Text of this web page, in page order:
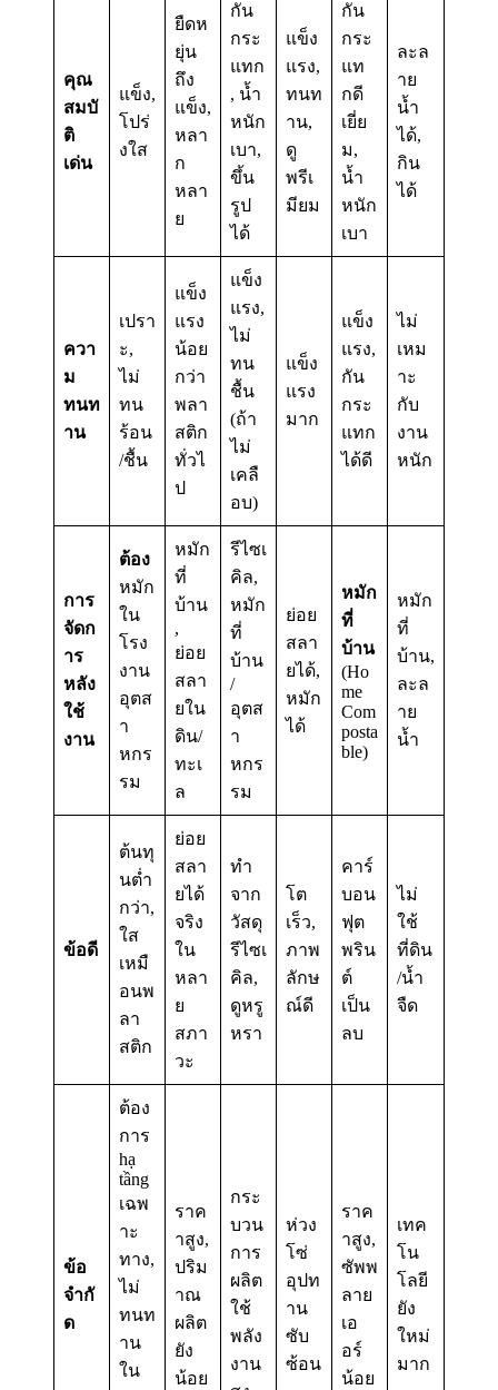
คุณ
สมบั
ติ
เด่น
แข็ง,
โปร่
งใส
ยืดห
ยุ่น
ถึง
แข็ง,
หลา
ก
หลา
ย
กัน
กระ
แทก
, น้ำ
หนัก
เบา,
ขึ้น
รูป
ได้
แข็ง
แรง,
ทนท
าน,
ดู
พรีเ
มียม
กัน
กระ
แท
กดี
เยี่ย
ม,
น้ำ
หนัก
เบา
ละล
าย
น้ำ
ได้,
กิน
ได้
ควา
ม
ทนท
าน
เปรา
ะ,
ไม่
ทน
ร้อน
/ชื้น
แข็ง
แรง
น้อย
กว่า
พลา
สติก
ทั่วไ
ป
แข็ง
แรง,
ไม่
ทน
ชื้น
(ถ้า
ไม่
เคลื
อบ)
แข็ง
แรง
มาก
แข็ง
แรง,
กัน
กระ
แทก
ได้ดี
ไม่
เหม
าะ
กับ
งาน
หนัก
การ
จัดก
าร
หลัง
ใช้
งาน
ต้อง
หมัก
ใน
โรง
งาน
อุตส
า
หกร
รม
หมัก
ที่
บ้าน
,
ย่อย
สลา
ยใน
ดิน/
ทะเ
ล
รีไซเ
คิล,
หมัก
ที่
บ้าน
/
อุตส
า
หกร
รม
ย่อย
สลา
ยได้,
หมัก
ได้
หมัก
ที่
บ้าน
(Ho
me
Com
posta
ble)
หมัก
ที่
บ้าน,
ละล
าย
น้ำ
ข้อดี
ต้นทุ
นต่ำ
กว่า,
ใส
เหมื
อนพ
ลา
สติก
ย่อย
สลา
ยได้
จริง
ใน
หลา
ย
สภา
วะ
ทำ
จาก
วัสดุ
รีไซเ
คิล,
ดูหรู
หรา
โต
เร็ว,
ภาพ
ลักษ
ณ์ดี
คาร์
บอน
ฟุต
พริน
ต์
เป็น
ลบ
ไม่
ใช้
ที่ดิน
/น้ำ
จืด
ข้อ
จำกั
ด
ต้อง
การ
hạ
tầng
เฉพ
าะ
ทาง,
ไม่
ทนท
าน
ใน
ราค
าสูง,
ปริม
าณ
ผลิต
ยัง
น้อย
กระ
บวน
การ
ผลิต
ใช้
พลัง
งาน
ห่วง
โซ่
อุปท
าน
ซับ
ซ้อน
ราค
าสูง,
ซัพพ
ลาย
เอ
อร์
น้อย
เทค
โน
โลยี
ยัง
ใหม่
มาก